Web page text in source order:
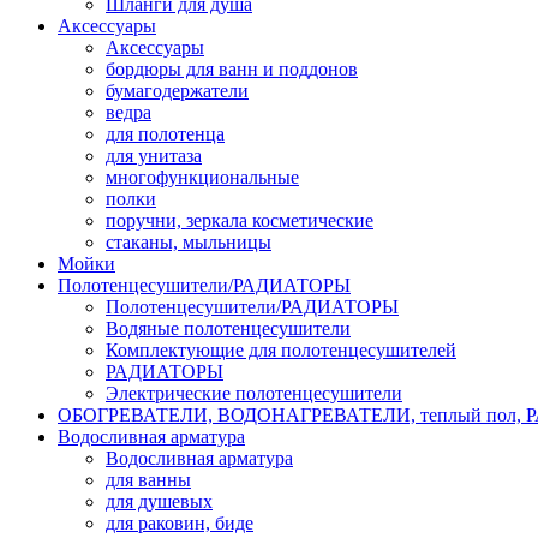
Шланги для душа
Аксессуары
Аксессуары
бордюры для ванн и поддонов
бумагодержатели
ведра
для полотенца
для унитаза
многофункциональные
полки
поручни, зеркала косметические
стаканы, мыльницы
Мойки
Полотенцесушители/РАДИАТОРЫ
Полотенцесушители/РАДИАТОРЫ
Водяные полотенцесушители
Комплектующие для полотенцесушителей
РАДИАТОРЫ
Электрические полотенцесушители
ОБОГРЕВАТЕЛИ, ВОДОНАГРЕВАТЕЛИ, теплый пол,
Водосливная арматура
Водосливная арматура
для ванны
для душевых
для раковин, биде